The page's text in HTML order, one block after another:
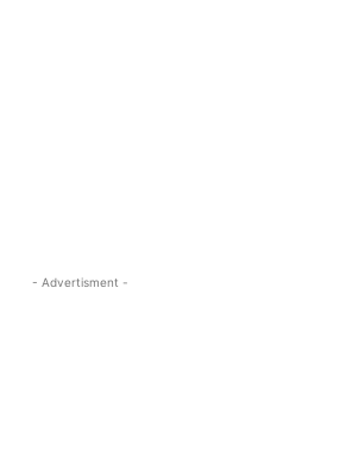
- Advertisment -